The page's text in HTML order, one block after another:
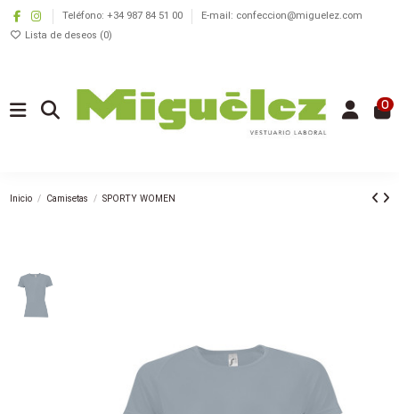
Teléfono: +34 987 84 51 00
E-mail: confeccion@miguelez.com
Lista de deseos (0)
0
Inicio Camisetas SPORTY WOMEN